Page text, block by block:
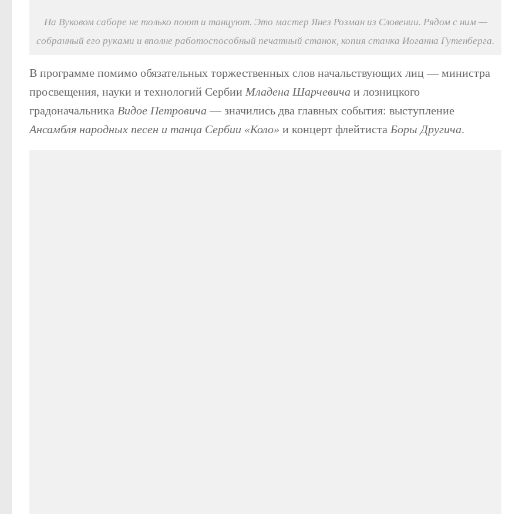
На Вуковом саборе не только поют и танцуют. Это мастер Янез Розман из Словении. Рядом с ним —
собранный его руками и вполне работоспособный печатный станок, копия станка Иоганна Гутенберга.
В программе помимо обязательных торжественных слов начальствующих лиц — министра
просвещения, науки и технологий Сербии Младена Шарчевича и лозницкого
градоначальника Видое Петровича — значились два главных события: выступление
Ансамбля народных песен и танца Сербии «Коло» и концерт флейтиста Боры Другича.